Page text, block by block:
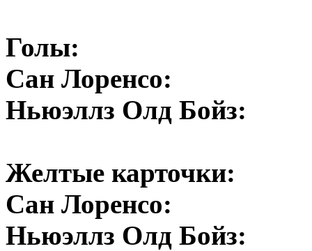
Голы:
Сан Лоренсо:
Ньюэллз Олд Бойз:
Желтые карточки:
Сан Лоренсо:
Ньюэллз Олд Бойз: